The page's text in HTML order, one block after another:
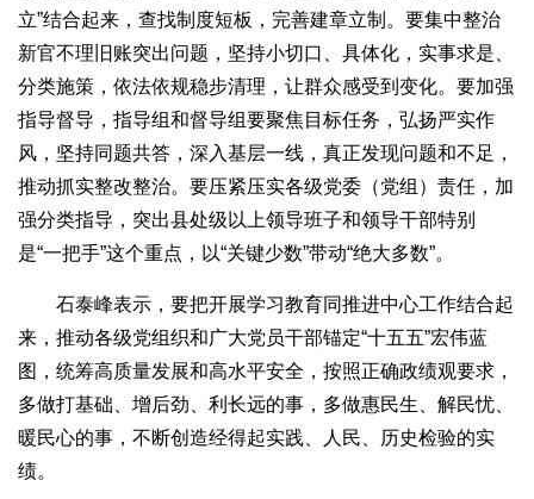
立”结合起来，查找制度短板，完善建章立制。要集中整治
新官不理旧账突出问题，坚持小切口、具体化，实事求是、
分类施策，依法依规稳步清理，让群众感受到变化。要加强
指导督导，指导组和督导组要聚焦目标任务，弘扬严实作
风，坚持同题共答，深入基层一线，真正发现问题和不足，
推动抓实整改整治。要压紧压实各级党委（党组）责任，加
强分类指导，突出县处级以上领导班子和领导干部特别
是“一把手”这个重点，以“关键少数”带动“绝大多数”。
石泰峰表示，要把开展学习教育同推进中心工作结合起
来，推动各级党组织和广大党员干部锚定“十五五”宏伟蓝
图，统筹高质量发展和高水平安全，按照正确政绩观要求，
多做打基础、增后劲、利长远的事，多做惠民生、解民忧、
暖民心的事，不断创造经得起实践、人民、历史检验的实
绩。